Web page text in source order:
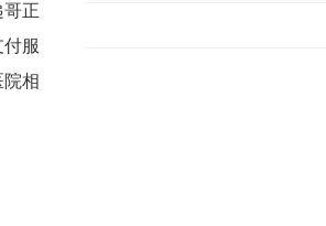
正
服
相